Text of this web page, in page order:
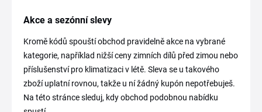
Akce a sezónní slevy
Kromě kódů spouští obchod pravidelně akce na vybrané
kategorie, například nižší ceny zimních dílů před zimou nebo
příslušenství pro klimatizaci v létě. Sleva se u takového
zboží uplatní rovnou, takže u ní žádný kupón nepotřebuješ.
Na této stránce sleduj, kdy obchod podobnou nabídku